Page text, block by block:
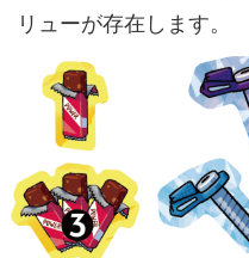
リューが存在します。